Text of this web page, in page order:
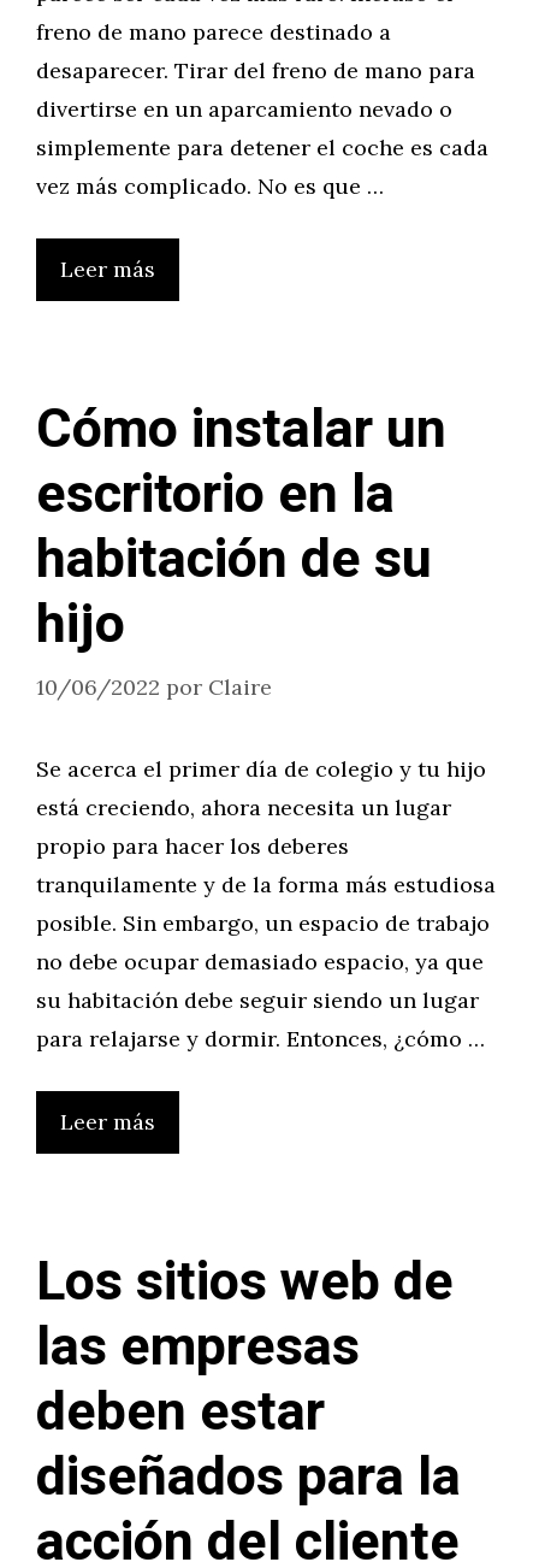
freno de mano parece destinado a
desaparecer. Tirar del freno de mano para
divertirse en un aparcamiento nevado o
simplemente para detener el coche es cada
vez más complicado. No es que …
Leer más
Cómo instalar un
escritorio en la
habitación de su
hijo
10/06/2022 por Claire
Se acerca el primer día de colegio y tu hijo
está creciendo, ahora necesita un lugar
propio para hacer los deberes
tranquilamente y de la forma más estudiosa
posible. Sin embargo, un espacio de trabajo
no debe ocupar demasiado espacio, ya que
su habitación debe seguir siendo un lugar
para relajarse y dormir. Entonces, ¿cómo …
Leer más
Los sitios web de
las empresas
deben estar
diseñados para la
acción del cliente